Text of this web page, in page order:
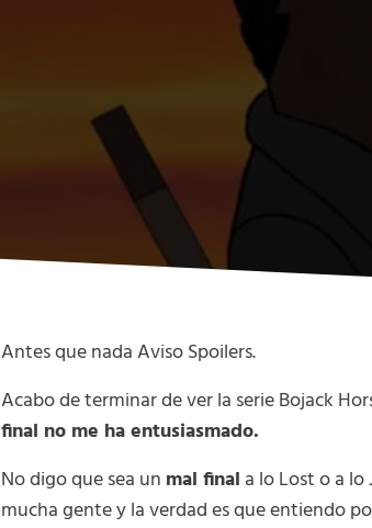
Antes que nada Aviso Spoilers.
Acabo de terminar de ver la serie Bojack
final no me ha entusiasmado.
No digo que sea un mal final a lo Lost o a
mucha gente y la verdad es que entiendo